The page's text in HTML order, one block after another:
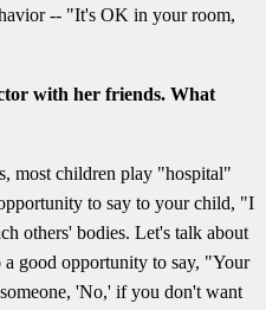
-- "It's OK in your room,
with her friends. What
most children play "hospital"
to say to your child, "I
others' bodies. Let's talk about
good opportunity to say, "Your
'No,' if you don't want